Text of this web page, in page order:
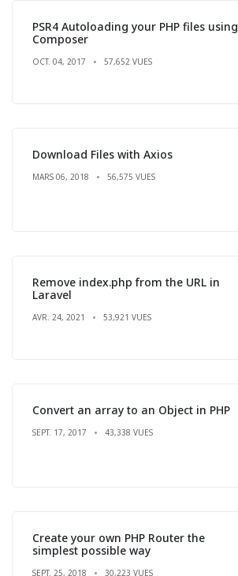
PSR4 Autoloading your PHP files using
Composer
OCT. 04, 2017 57,652 VUES
Download Files with Axios
MARS 06, 2018 56,575 VUES
Remove index.php from the URL in
Laravel
AVR. 24, 2021 53,921 VUES
Convert an array to an Object in PHP
SEPT. 17, 2017 43,338 VUES
Create your own PHP Router the
simplest possible way
SEPT. 25, 2018 30,223 VUES